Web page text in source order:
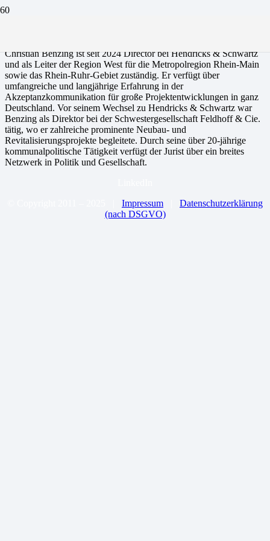
Christian Benzing ist seit 2024 Director bei Hendricks & Schwartz
und als Leiter der Region West für die Metropolregion Rhein-Main
sowie das Rhein-Ruhr-Gebiet zuständig. Er verfügt über
umfangreiche und langjährige Erfahrung in der
Akzeptanzkommunikation für große Projektentwicklungen in ganz
Deutschland. Vor seinem Wechsel zu Hendricks & Schwartz war
Benzing als Direktor bei der Schwestergesellschaft Feldhoff & Cie.
tätig, wo er zahlreiche prominente Neubau- und
Revitalisierungsprojekte begleitete. Durch seine über 20-jährige
kommunalpolitische Tätigkeit verfügt der Jurist über ein breites
Netzwerk in Politik und Gesellschaft.
Impressum
Datenschutzerklärung
(nach DSGVO)